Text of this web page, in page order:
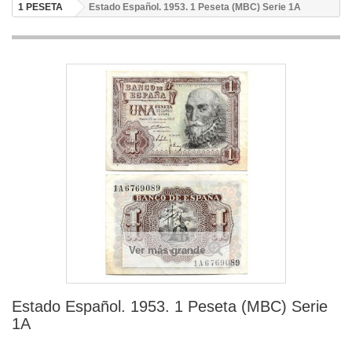
1 PESETA
Estado Español. 1953. 1 Peseta (MBC) Serie 1A
Ver más grande
Estado Español. 1953. 1 Peseta (MBC) Serie
1A